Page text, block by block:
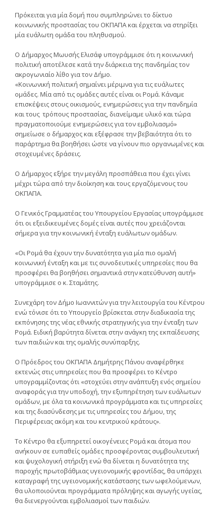
Πρόκειται για μία δομή που συμπληρώνει το δίκτυο
κοινωνικής προστασίας του ΟΚΠΑΠΑ και έρχεται να στηρίξει
μία ευάλωτη ομάδα του πληθυσμού.
Ο Δήμαρχος Μωυσής Ελισάφ υπογράμμισε ότι η κοινωνική
πολιτική αποτέλεσε κατά την διάρκεια της πανδημίας τον
ακρογωνιαίο λίθο για τον Δήμο.
«Κοινωνική πολιτική σημαίνει μέριμνα για τις ευάλωτες
ομάδες. Μία από τις ομάδες αυτές είναι οι Ρομά. Κάναμε
επισκέψεις στους οικισμούς, ενημερώσεις για την πανδημία
και τους τρόπους προστασίας, διανείμαμε υλικό και τώρα
πραγματοποιούμε ενημερώσεις για τον εμβολιασμό»
σημείωσε ο δήμαρχος και εξέφρασε την βεβαιότητα ότι το
παράρτημα θα βοηθήσει ώστε να γίνουν πιο οργανωμένες και
στοχευμένες δράσεις.
Ο Δήμαρχος εξήρε την μεγάλη προσπάθεια που έχει γίνει
μέχρι τώρα από την διοίκηση και τους εργαζόμενους του
ΟΚΠΑΠΑ.
Ο Γενικός Γραμματέας του Υπουργείου Εργασίας υπογράμμισε
ότι οι εξειδικευμένες δομές είναι αυτές που χρειάζονται
σήμερα για την κοινωνική ένταξη ευάλωτων ομάδων.
«Οι Ρομά θα έχουν την δυνατότητα για μία πιο ομαλή
κοινωνική ένταξη και με τις συνοδευτικές υπηρεσίες που θα
προσφέρει θα βοηθήσει σημαντικά στην κατεύθυνση αυτή»
υπογράμμισε ο κ. Σταμάτης.
Συνεχάρη τον Δήμο Ιωαννιτών για την λειτουργία του Κέντρου
ενώ τόνισε ότι το Υπουργείο βρίσκεται στην διαδικασία της
εκπόνησης της νέας εθνικής στρατηγικής για την ένταξη των
Ρομά. Ειδική βαρύτητα δίνεται στην ανάγκη της εκπαίδευσης
των παιδιών και της ομαλής συνύπαρξης.
Ο Πρόεδρος του ΟΚΠΑΠΑ Δημήτρης Πάνου αναφέρθηκε
εκτενώς στις υπηρεσίες που θα προσφέρει το Κέντρο
υπογραμμίζοντας ότι «στοχεύει στην ανάπτυξη ενός σημείου
αναφοράς για την υποδοχή, την εξυπηρέτηση των ευάλωτων
ομάδων, με όλα τα κοινωνικά προγράμματα και τις υπηρεσίες
και της διασύνδεσης με τις υπηρεσίες του Δήμου, της
Περιφέρειας ακόμη και του κεντρικού κράτους».
Το Κέντρο θα εξυπηρετεί οικογένειες Ρομά και άτομα που
ανήκουν σε ευπαθείς ομάδες προσφέροντας συμβουλευτική
και ψυχολογική στήριξη ενώ θα δίνεται η δυνατότητα της
παροχής πρωτοβάθμιας υγειονομικής φροντίδας, θα υπάρχει
καταγραφή της υγειονομικής κατάστασης των ωφελούμενων,
θα υλοποιούνται προγράμματα πρόληψης και αγωγής υγείας,
θα διενεργούνται εμβολιασμοί των παιδιών.